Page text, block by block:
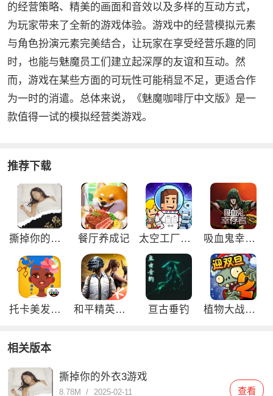
的经营策略、精美的画面和音效以及多样的互动方式，
为玩家带来了全新的游戏体验。游戏中的经营模拟元素
与角色扮演元素完美结合，让玩家在享受经营乐趣的同
时，也能与魅魔员工们建立起深厚的友谊和互动。然
而，游戏在某些方面的可玩性可能稍显不足，更适合作
为一时的消遣。总体来说，《魅魔咖啡厅中文版》是一
款值得一试的模拟经营类游戏。
推荐下载
撕掉你的外衣3游戏 餐厅养成记 太空工厂大亨免广告版 吸血鬼幸存者免广告版
托卡美发沙龙4可化妆版 和平精英刺激归来版 亘古垂钓 植物大战僵尸2双旦内购免费版
相关版本
撕掉你的外衣3游戏
8.78M /
2025-02-11
查看